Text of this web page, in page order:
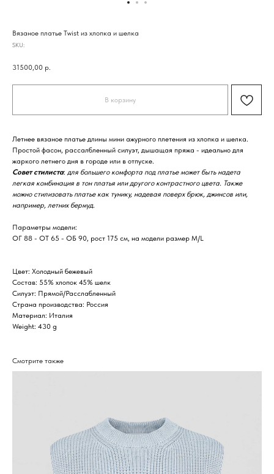
Вязаное платье Twist из хлопка и шелка
SKU:
31500,00 р.
В корзину
Летнее вязаное платье длины мини ажурного плетения из хлопка и шелка.
Простой фасон, рассалбленный силуэт, дышащая пряжа - идеально для
жаркого летнего дня в городе или в отпуске.
Совет стилиста: для большего комфорта под платье может быть надета
легкая комбинация в тон платья или другого контрастного цвета. Также
можно стилизовать платье как тунику, надевая поверх брюк, джинсов или,
например, летних бермуд.
Параметры модели:
ОГ 88 - ОТ 65 - ОБ 90, рост 175 см, на модели размер M/L
Цвет: Холодный бежевый
Состав: 55% хлопок 45% шелк
Силуэт: Прямой/Расслабленный
Страна производства: Россия
Материал: Италия
Weight: 430 g
Смотрите также